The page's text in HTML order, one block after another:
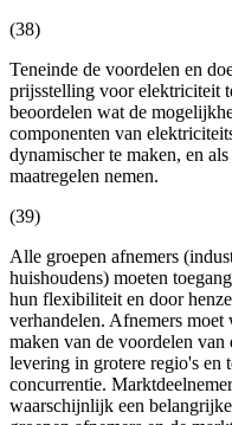
(38)
Teneinde de voordelen en
prijsstelling voor elektriciteit
beoordelen wat de
componenten van
dynamischer te maken, en
maatregelen nemen.
(39)
Alle groepen afnemers
huishoudens) moeten
hun flexibiliteit en door
verhandelen. Afnemers
maken van de voordelen van
levering in grotere regio's en
concurrentie.
waarschijnlijk een